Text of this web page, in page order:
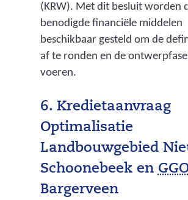
(KRW). Met dit besluit worden
benodigde financiële middelen
beschikbaar gesteld om de
af te ronden en de
voeren.
6. Kredietaanvraag
Optimalisatie
Landbouwgebied
Schoonebeek en
Bargerveen